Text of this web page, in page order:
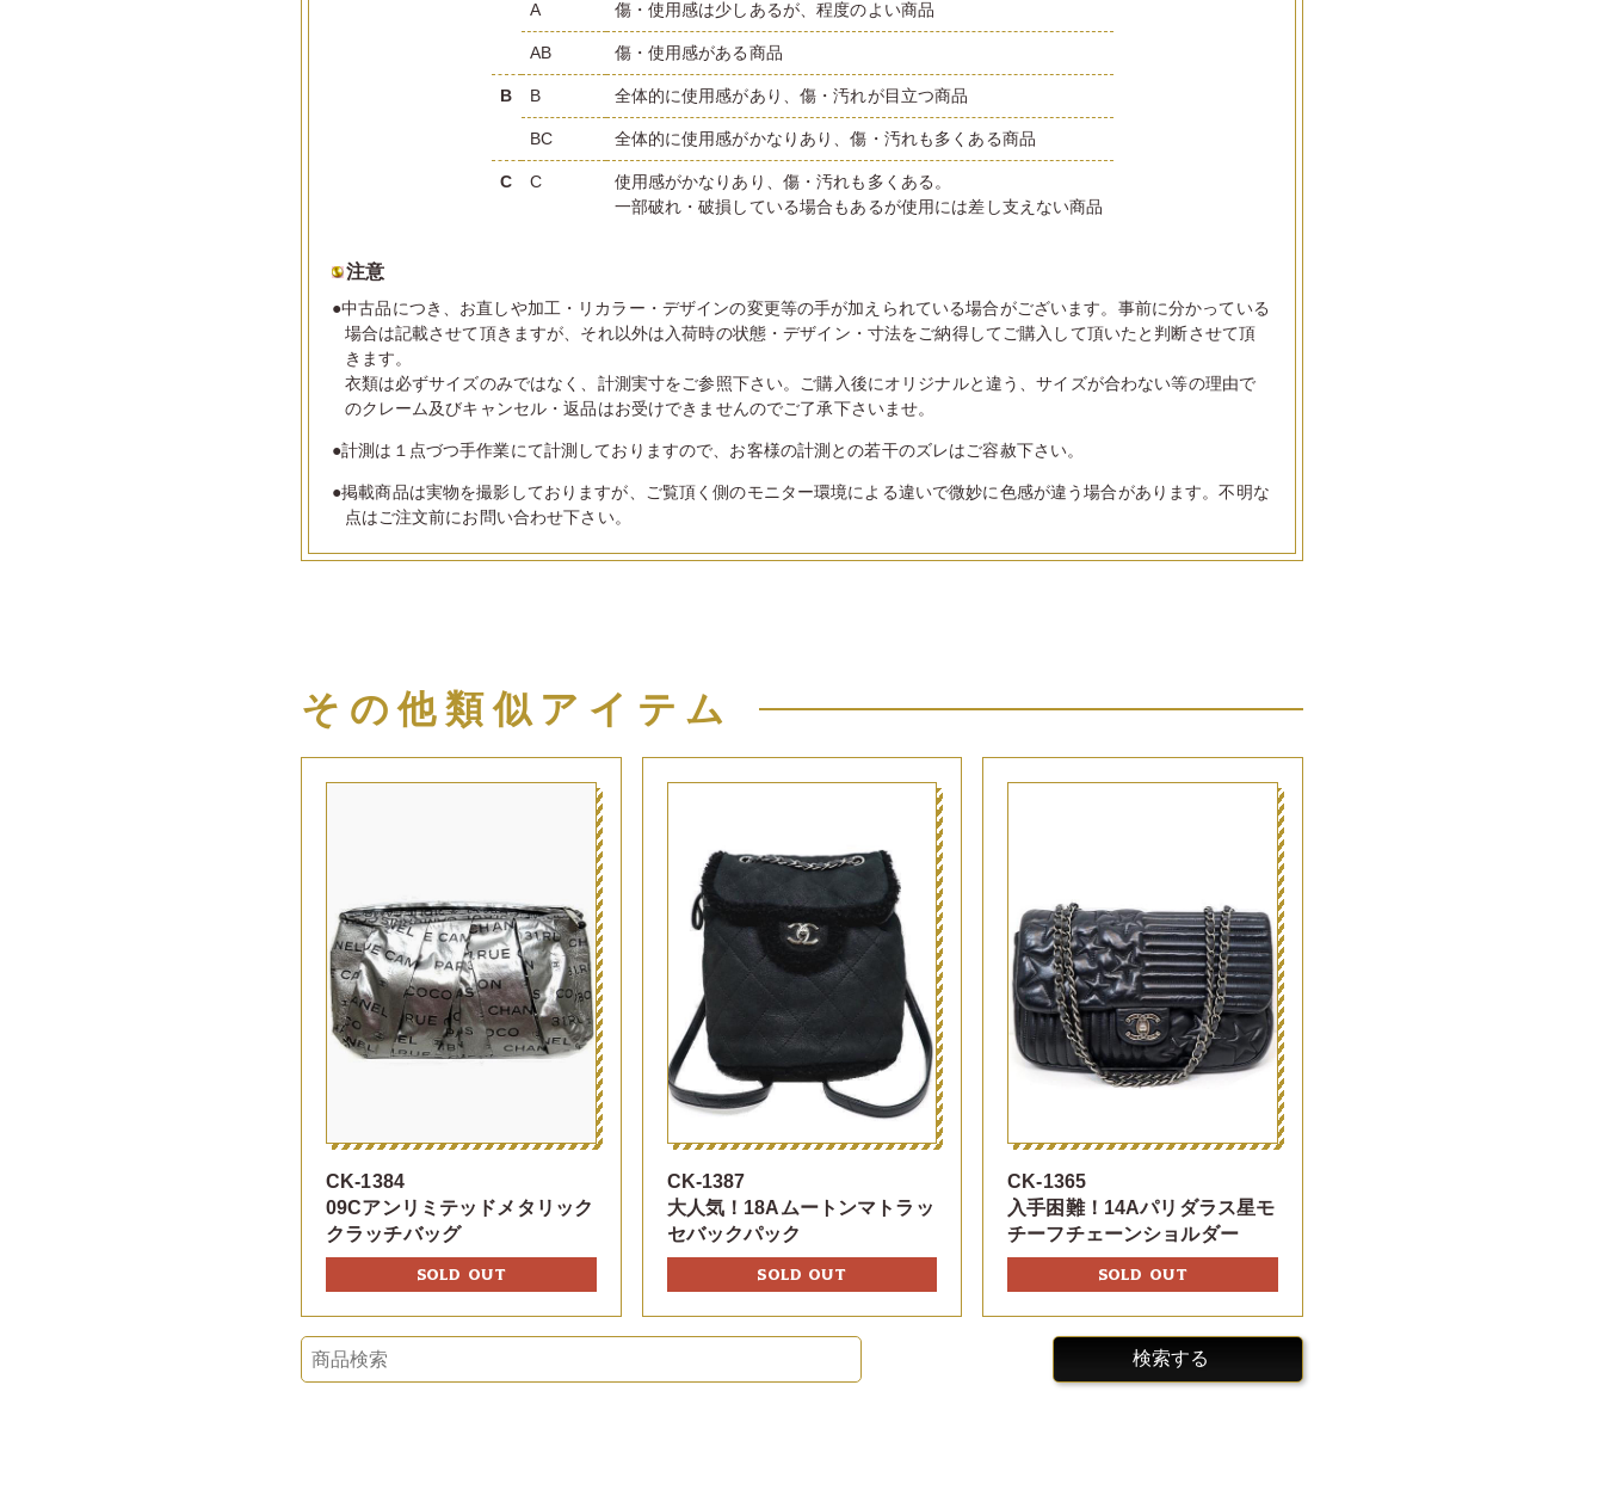
A 傷・使用感は少しあるが、程度のよい商品
AB 傷・使用感がある商品
B B 全体的に使用感があり、傷・汚れが目立つ商品
BC 全体的に使用感がかなりあり、傷・汚れも多くある商品
C C
使用感がかなりあり、傷・汚れも多くある。
一部破れ・破損している場合もあるが使用には差し支えない商品
注意
●中古品につき、お直しや加工・リカラー・デザインの変更等の手が加えられている場合がございます。事前に分かっている
場合は記載させて頂きますが、それ以外は入荷時の状態・デザイン・寸法をご納得してご購入して頂いたと判断させて頂
きます。
衣類は必ずサイズのみではなく、計測実寸をご参照下さい。ご購入後にオリジナルと違う、サイズが合わない等の理由で
のクレーム及びキャンセル・返品はお受けできませんのでご了承下さいませ。
●計測は１点づつ手作業にて計測しておりますので、お客様の計測との若干のズレはご容赦下さい。
●掲載商品は実物を撮影しておりますが、ご覧頂く側のモニター環境による違いで微妙に色感が違う場合があります。不明な
点はご注文前にお問い合わせ下さい。
その他類似アイテム
CK-1384
09Cアンリミテッドメタリック
クラッチバッグ
SOLD OUT
CK-1387
大人気！18Aムートンマトラッ
セバックパック
SOLD OUT
CK-1365
入手困難！14Aパリダラス星モ
チーフチェーンショルダー
SOLD OUT
検索する